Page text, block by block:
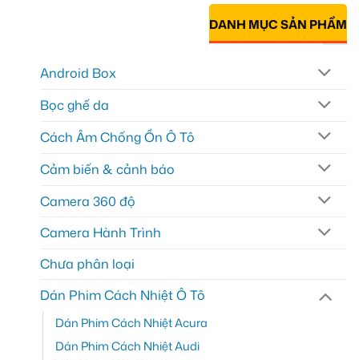
DANH MỤC SẢN PHẨM
Android Box
Bọc ghế da
Cách Âm Chống Ồn Ô Tô
Cảm biến & cảnh báo
Camera 360 độ
Camera Hành Trình
Chưa phân loại
Dán Phim Cách Nhiệt Ô Tô
Dán Phim Cách Nhiệt Acura
Dán Phim Cách Nhiệt Audi